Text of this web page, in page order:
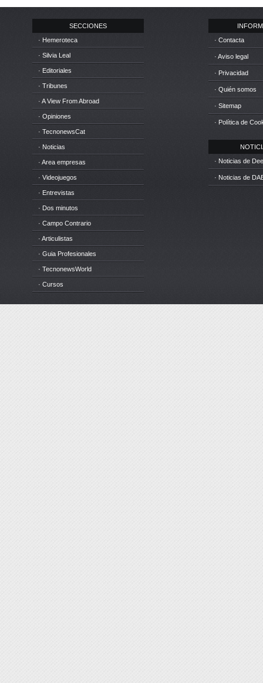
SECCIONES
· Hemeroteca
· Silvia Leal
· Editoriales
· Tribunes
· A View From Abroad
· Opiniones
· TecnonewsCat
· Noticias
· Area empresas
· Videojuegos
· Entrevistas
· Dos minutos
· Campo Contrario
· Articulistas
· Guia Profesionales
· TecnonewsWorld
· Cursos
· Contacta
· Aviso legal
· Privacidad
· Quién somos
· Sitemap
· Política de
· Noticias de
· Noticias de